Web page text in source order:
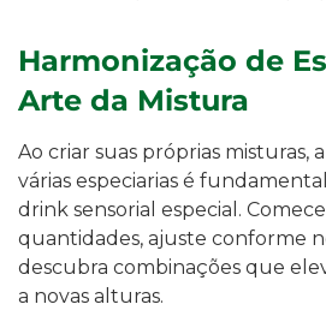
Harmonização de
Arte da Mistura
Ao criar suas próprias misturas,
várias especiarias é
drink sensorial especial.
quantidades, ajuste conforme
descubra combinações que
a novas alturas.